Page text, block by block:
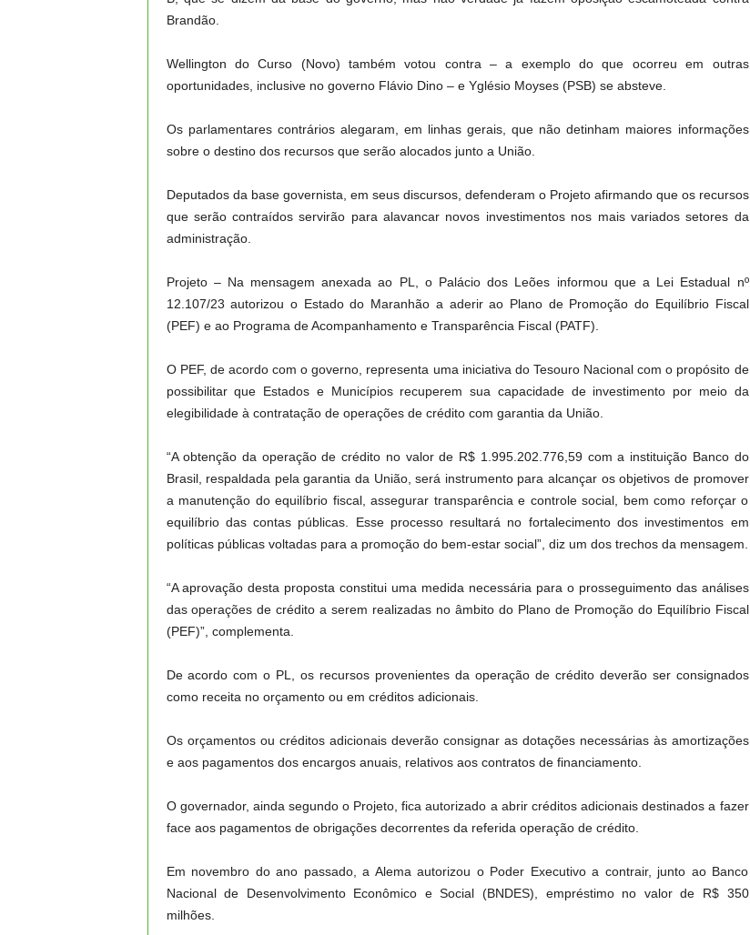
Brandão.
Wellington do Curso (Novo) também votou contra – a exemplo do que ocorreu em outras
oportunidades, inclusive no governo Flávio Dino – e Yglésio Moyses (PSB) se absteve.
Os parlamentares contrários alegaram, em linhas gerais, que não detinham maiores informações
sobre o destino dos recursos que serão alocados junto a União.
Deputados da base governista, em seus discursos, defenderam o Projeto afirmando que os recursos
que serão contraídos servirão para alavancar novos investimentos nos mais variados setores da
administração.
Projeto – Na mensagem anexada ao PL, o Palácio dos Leões informou que a Lei Estadual nº
12.107/23 autorizou o Estado do Maranhão a aderir ao Plano de Promoção do Equilíbrio Fiscal
(PEF) e ao Programa de Acompanhamento e Transparência Fiscal (PATF).
O PEF, de acordo com o governo, representa uma iniciativa do Tesouro Nacional com o propósito de
possibilitar que Estados e Municípios recuperem sua capacidade de investimento por meio da
elegibilidade à contratação de operações de crédito com garantia da União.
“A obtenção da operação de crédito no valor de R$ 1.995.202.776,59 com a instituição Banco do
Brasil, respaldada pela garantia da União, será instrumento para alcançar os objetivos de promover
a manutenção do equilíbrio fiscal, assegurar transparência e controle social, bem como reforçar o
equilíbrio das contas públicas. Esse processo resultará no fortalecimento dos investimentos em
políticas públicas voltadas para a promoção do bem-estar social”, diz um dos trechos da mensagem.
“A aprovação desta proposta constitui uma medida necessária para o prosseguimento das análises
das operações de crédito a serem realizadas no âmbito do Plano de Promoção do Equilíbrio Fiscal
(PEF)”, complementa.
De acordo com o PL, os recursos provenientes da operação de crédito deverão ser consignados
como receita no orçamento ou em créditos adicionais.
Os orçamentos ou créditos adicionais deverão consignar as dotações necessárias às amortizações
e aos pagamentos dos encargos anuais, relativos aos contratos de financiamento.
O governador, ainda segundo o Projeto, fica autorizado a abrir créditos adicionais destinados a fazer
face aos pagamentos de obrigações decorrentes da referida operação de crédito.
Em novembro do ano passado, a Alema autorizou o Poder Executivo a contrair, junto ao Banco
Nacional de Desenvolvimento Econômico e Social (BNDES), empréstimo no valor de R$ 350
milhões.